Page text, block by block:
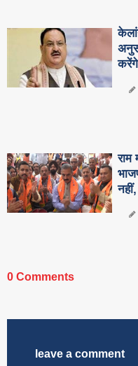
करेंगे
0 Comments
leave a comment